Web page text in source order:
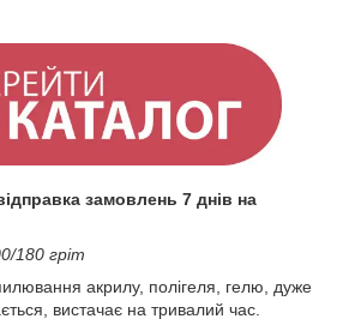
замовлень 7 днів на
180 гріт
акрилу, полігеля, гелю, дуже
вистачає на тривалий час.